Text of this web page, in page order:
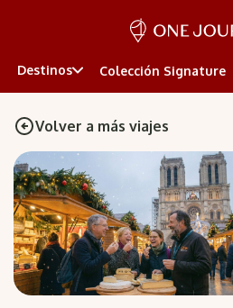
Destinos Colección Signature
Volver a más viajes